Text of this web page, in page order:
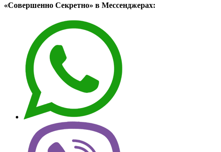
«Совершенно Секретно» в Мессенджерах: